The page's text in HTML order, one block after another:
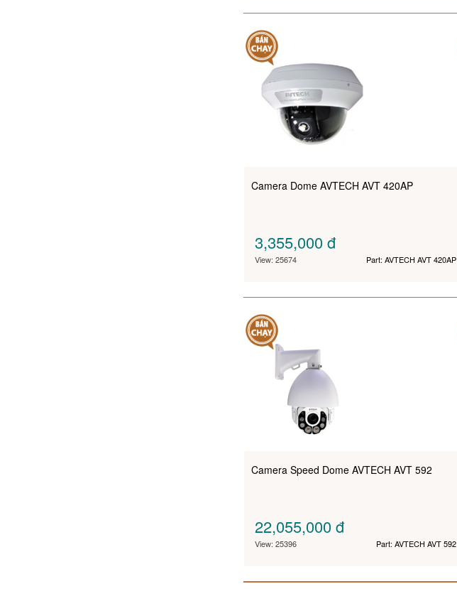
Camera Dome AVTECH AVT 420AP
3,355,000đ
View: 25674 Part: AVTECH AVT 420AP
Camera Speed Dome AVTECH AVT 592
22,055,000đ
View: 25396 Part: AVTECH AVT 592